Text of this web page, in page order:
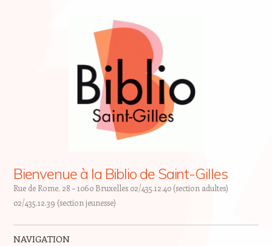
Bienvenue à la Biblio de Saint-Gilles
Rue de Rome, 28 – 1060 Bruxelles 02/435.12.40 (section adultes)
02/435.12.39 (section jeunesse)
NAVIGATION